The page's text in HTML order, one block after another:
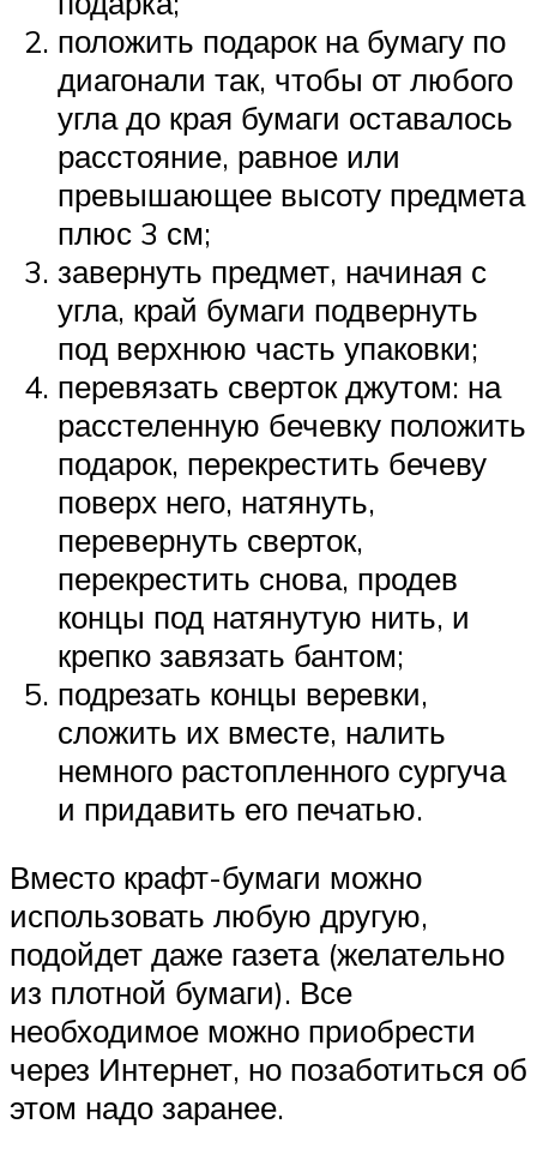
положить подарок на бумагу по
диагонали так, чтобы от любого
угла до края бумаги оставалось
расстояние, равное или
превышающее высоту предмета
плюс 3 см;
завернуть предмет, начиная с
угла, край бумаги подвернуть
под верхнюю часть упаковки;
перевязать сверток джутом: на
расстеленную бечевку положить
подарок, перекрестить бечеву
поверх него, натянуть,
перевернуть сверток,
перекрестить снова, продев
концы под натянутую нить, и
крепко завязать бантом;
подрезать концы веревки,
сложить их вместе, налить
немного растопленного сургуча
и придавить его печатью.
Вместо крафт-бумаги можно
использовать любую другую,
подойдет даже газета (желательно
из плотной бумаги). Все
необходимое можно приобрести
через Интернет, но позаботиться об
этом надо заранее.